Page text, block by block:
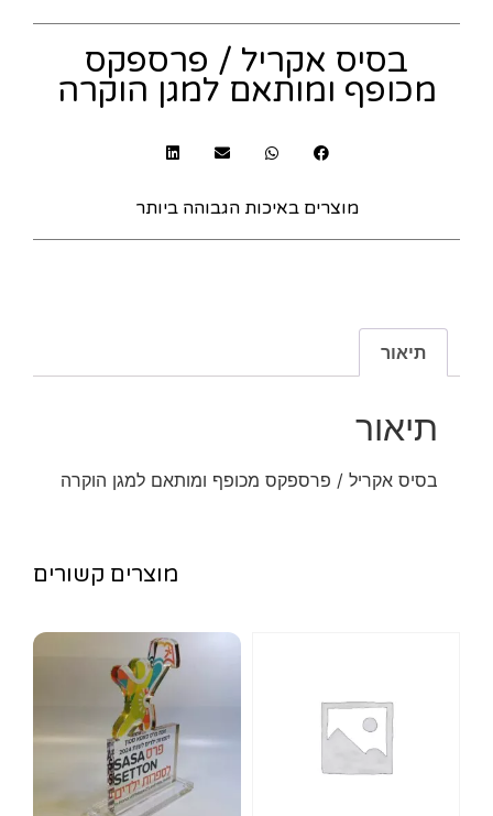
בסיס אקריל / פרספקס
מכופף ומותאם למגן הוקרה
מוצרים באיכות הגבוהה ביותר
תיאור
תיאור
בסיס אקריל / פרספקס מכופף ומותאם למגן הוקרה
מוצרים קשורים